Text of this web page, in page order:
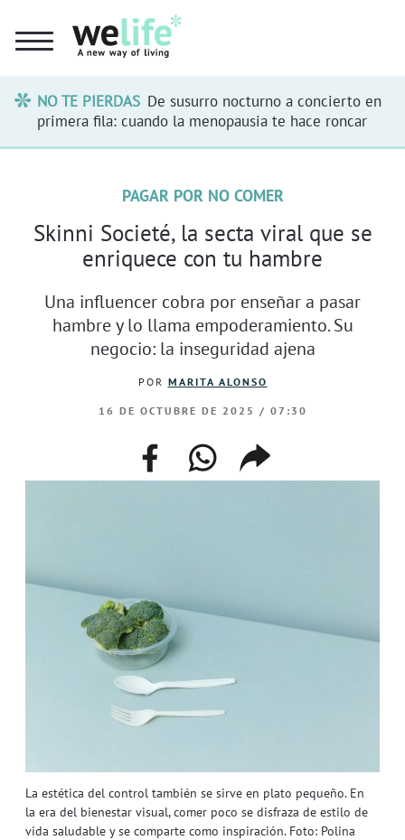
NO TE PIERDAS De susurro nocturno a concierto en
primera fila: cuando la menopausia te hace roncar
La estética del control también se sirve en plato pequeño. En
la era del bienestar visual, comer poco se disfraza de estilo de
vida saludable y se comparte como inspiración. Foto: Polina
PAGAR POR NO COMER
Skinni Societé, la secta viral que se
enriquece con tu hambre
Una influencer cobra por enseñar a pasar
hambre y lo llama empoderamiento. Su
negocio: la inseguridad ajena
POR MARITA ALONSO
16 DE OCTUBRE DE 2025 / 07:30
facebookwhatsappcompartir
enlace